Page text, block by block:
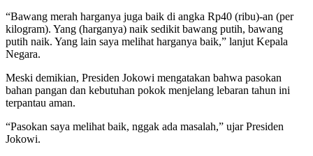
“Bawang merah harganya juga baik di angka Rp40 (ribu)-an (per
kilogram). Yang (harganya) naik sedikit bawang putih, bawang
putih naik. Yang lain saya melihat harganya baik,” lanjut Kepala
Negara.
Meski demikian, Presiden Jokowi mengatakan bahwa pasokan
bahan pangan dan kebutuhan pokok menjelang lebaran tahun ini
terpantau aman.
“Pasokan saya melihat baik, nggak ada masalah,” ujar Presiden
Jokowi.